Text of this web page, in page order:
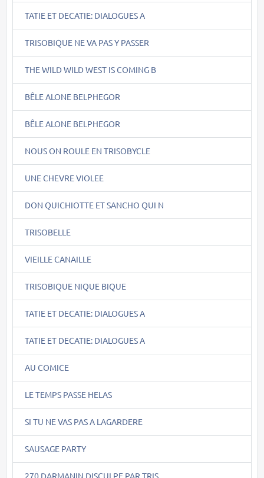
TATIE ET DECATIE: DIALOGUES A
TRISOBIQUE NE VA PAS Y PASSER
THE WILD WILD WEST IS COMING B
BÊLE ALONE BELPHEGOR
BÊLE ALONE BELPHEGOR
NOUS ON ROULE EN TRISOBYCLE
UNE CHEVRE VIOLEE
DON QUICHIOTTE ET SANCHO QUI N
TRISOBELLE
VIEILLE CANAILLE
TRISOBIQUE NIQUE BIQUE
TATIE ET DECATIE: DIALOGUES A
TATIE ET DECATIE: DIALOGUES A
AU COMICE
LE TEMPS PASSE HELAS
SI TU NE VAS PAS A LAGARDERE
SAUSAGE PARTY
270.DARMANIN DISCULPE PAR TRIS